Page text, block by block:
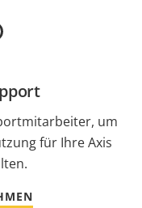
um
für Ihre Axis